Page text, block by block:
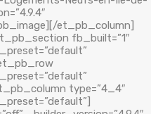
et_pb_column]
fb_built=”1″
type=”4_4″